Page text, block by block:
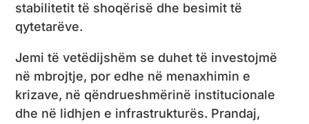
stabilitetit të shoqërisë dhe besimit të
qytetarëve.
Jemi të vetëdijshëm se duhet të investojmë
në mbrojtje, por edhe në menaxhimin e
krizave, në qëndrueshmërinë institucionale
dhe në lidhjen e infrastrukturës. Prandaj,